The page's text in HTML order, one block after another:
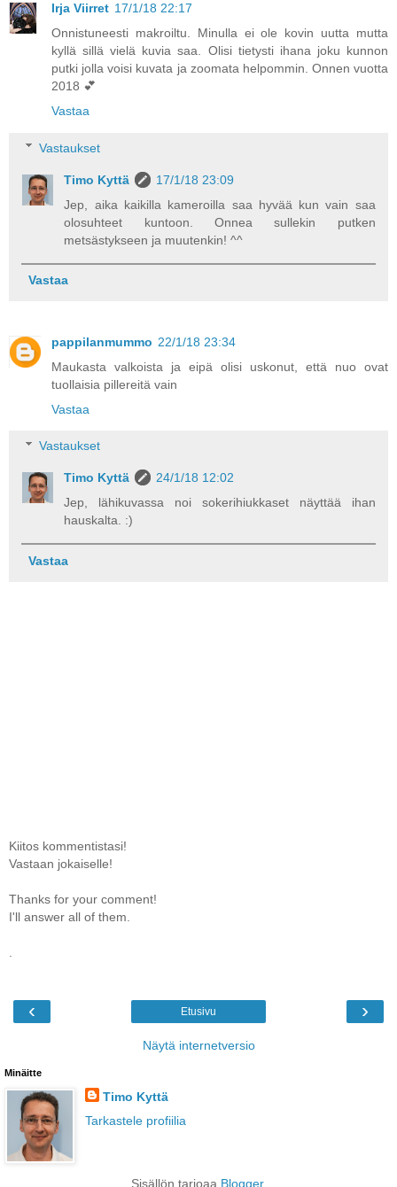
Irja Viirret 17/1/18 22:17
Onnistuneesti makroiltu. Minulla ei ole kovin uutta mutta
kyllä sillä vielä kuvia saa. Olisi tietysti ihana joku kunnon
putki jolla voisi kuvata ja zoomata helpommin. Onnen vuotta
2018 💕
Vastaa
Vastaukset
Timo Kyttä
17/1/18 23:09
Jep, aika kaikilla kameroilla saa hyvää kun vain saa
olosuhteet kuntoon. Onnea sullekin putken
metsästykseen ja muutenkin! ^^
Vastaa
pappilanmummo 22/1/18 23:34
Maukasta valkoista ja eipä olisi uskonut, että nuo ovat
tuollaisia pillereitä vain
Vastaa
Vastaukset
Timo Kyttä
24/1/18 12:02
Jep, lähikuvassa noi sokerihiukkaset näyttää ihan
hauskalta. :)
Vastaa
Kiitos kommentistasi!
Vastaan jokaiselle!
Thanks for your comment!
I'll answer all of them.
‹ ›
Etusivu
Näytä internetversio
Minäitte
Timo Kyttä
Tarkastele profiilia
Sisällön tarjoaa Blogger.